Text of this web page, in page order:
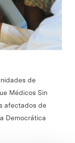
de
Médicos Sin
afectados de
Democrática